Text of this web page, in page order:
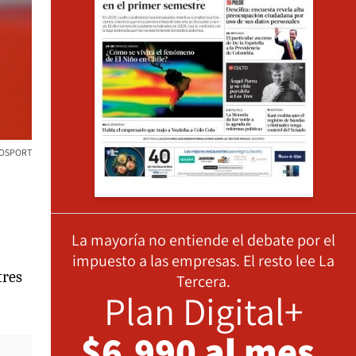
La mayoría no entiende el debate por el
impuesto a las empresas. El resto lee La
Tercera.
Plan Digital+